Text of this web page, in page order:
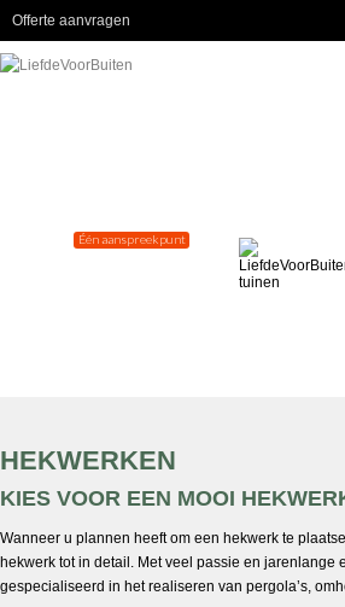
Offerte aanvragen
Één aanspreekpunt
HEKWERKEN
KIES VOOR EEN MOOI
Wanneer u plannen heeft om een hekwerk te
hekwerk tot in detail. Met veel passie en
gespecialiseerd in het realiseren van pergola’s,